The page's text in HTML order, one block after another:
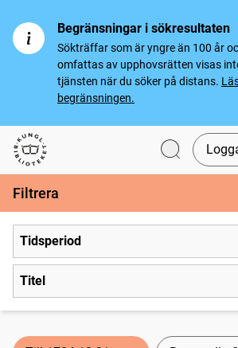
Begränsningar i sökresultaten
Sökträffar som är yngre än 100 år
omfattas av upphovsrätten visas
tjänsten när du söker på distans.
begränsningen.
Svenska tidningar
Filtrera
Tidsperiod
Titel